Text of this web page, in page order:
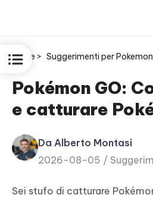
for iOS
PDF
Home > Suggerimenti per
Pokémon GO:
e catturare
Da Alberto Montasi
2026-08-05 /
Sei stufo di catturare